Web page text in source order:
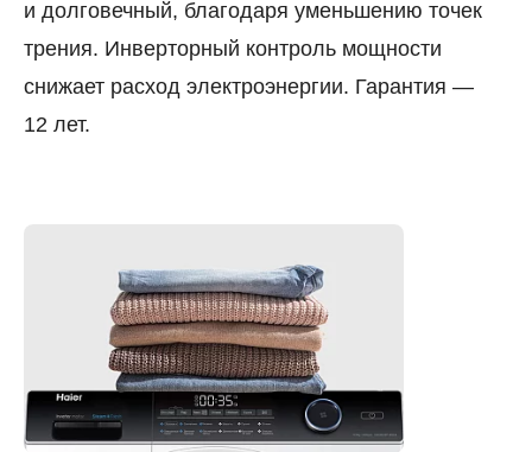
и долговечный, благодаря уменьшению точек
трения. Инверторный контроль мощности
снижает расход электроэнергии. Гарантия —
12 лет.